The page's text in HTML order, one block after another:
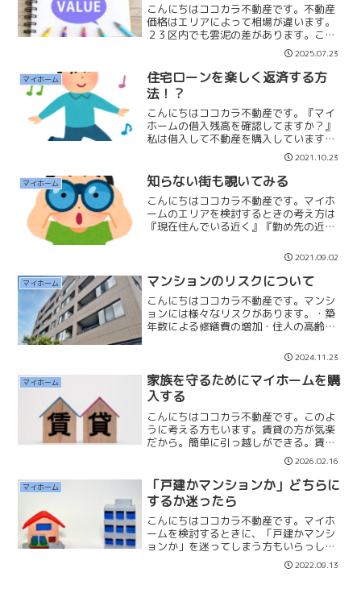
こんにちはココカラ不動産です。不動産
価格はエリアによって相場が違います。
２３区内でも雲泥の差があります。ここ
で気をつけなければいけないのは「価
格」と「住みやすさ」は比例しないとい
うことです。相場や価格は幻のようなと
ころがあります。プロの目か...
2025.07.23
マイホーム
住宅ローンを楽しく返済する方
法！？
こんにちはココカラ不動産です。『マイ
ホームの借入残高を確認してますか？』
私は借入して不動産を購入していますの
で定期的に『残高』を確認しています。
そこで役に立つのが『ローン返済アプ
リ』です。iPhoneなら『iLoan Calc』が
お勧めです...
2021.10.23
マイホーム 知らない街も覗いてみる
こんにちはココカラ不動産です。マイホ
ームのエリアを検討するときの考え方は
『現在住んでいる近く』『勤め先の近
に多いです。そこに生活する上で『利便
性』『必要性』や『好きな街』などあれ
ば良いのですがもしそうでな...
2021.09.02
マイホーム マンションのリスクについて
こんにちはココカラ不動産です。マンシ
ョンには様々なリスクがあります。・築
年数による修繕費の増加・住人の高齢
はマンションは沢山の問題を抱えてしま
うことから「マンション管理士」「管理
業務主任者」の資格試験の受...
2024.11.23
マイホーム
家族を守るためにマイホームを購
入する
こんにちはココカラ不動産です。このよ
うに考える方もいます。賃貸の方が気楽
だから。簡単に引っ越しができる。賃貸
の方がトータル支払いが少なくて得。固
定資産税を払わなくて良い。定年になっ
たら現金で買う。私はこのように話され
ている方に一つ質問をした...
2026.02.16
マイホーム
「戸建かマンションか」どちらに
するか迷ったら
こんにちはココカラ不動産です。マイホ
ームを検討するときに、「戸建かマンシ
ョンか」を迷ってしまう方もいらっしゃ
ると思います。その場合は生活スタイル
を考えて決めると良いと思っています。
2022.09.13